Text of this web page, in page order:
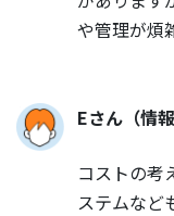
や管理が煩
Eさん（情
コストの考
ステムなど